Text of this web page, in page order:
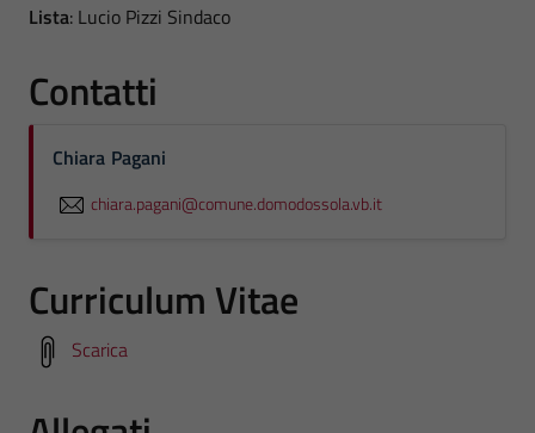
Lista: Lucio Pizzi Sindaco
Contatti
Chiara Pagani
chiara.pagani@comune.domodossola.vb.it
Curriculum Vitae
Scarica